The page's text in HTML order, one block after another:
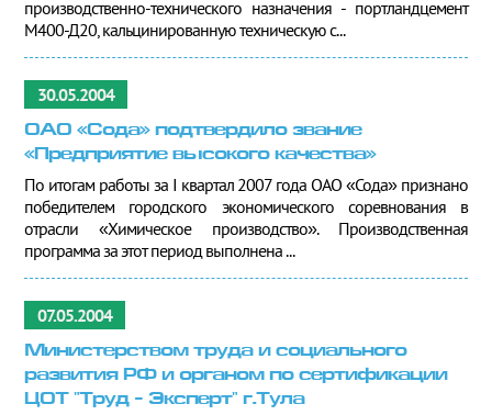
производственно-технического назначения - портландцемент
М400-Д20, кальцинированную техническую с...
30.05.2004
ОАО «Сода» подтвердило звание
«Предприятие высокого качества»
По итогам работы за I квартал 2007 года ОАО «Сода» признано
победителем городского экономического соревнования в
отрасли «Химическое производство». Производственная
программа за этот период выполнена ...
07.05.2004
Министерством труда и социального
развития РФ и органом по сертификации
ЦОТ "Труд - Эксперт" г.Тула